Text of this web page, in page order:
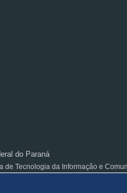
do Paraná
de Tecnologia da Informação e